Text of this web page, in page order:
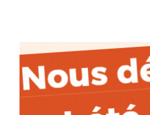
dans la Renaissance, avec